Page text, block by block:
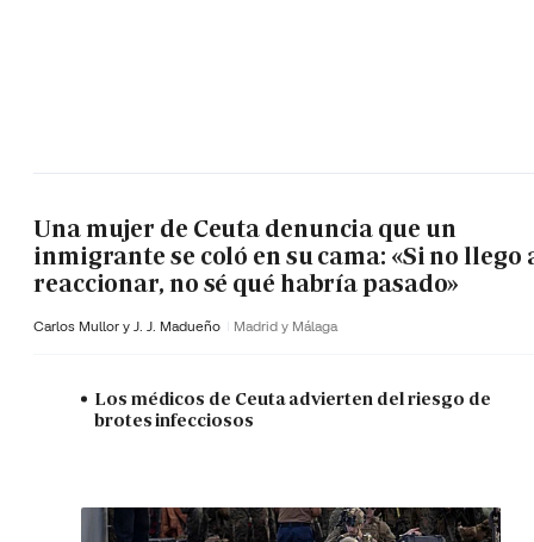
Una mujer de Ceuta denuncia que un
inmigrante se coló en su cama: «Si no llego
reaccionar, no sé qué habría pasado»
Carlos Mullor y J. J. Madueño Madrid y Málaga
Los médicos de Ceuta advierten del riesgo de
brotes infecciosos